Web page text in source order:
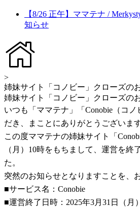
【8/26 正午】ママテナ /
知らせ
>
姉妹サイト「コノビー」クローズの
姉妹サイト「コノビー」クローズの
いつも「ママテナ」「Conobie（コ
だき、まことにありがとうございます
この度ママテナの姉妹サイト「
（月）10時をもちまして、運営を終
た。
突然のお知らせとなりますことを、
■サービス名：Conobie
■運営終了日時：2025年3月31日（月